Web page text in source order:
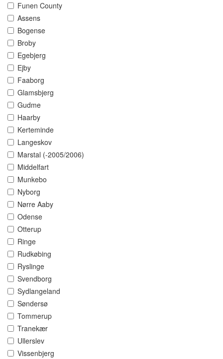
Funen County
Assens
Bogense
Broby
Egebjerg
Ejby
Faaborg
Glamsbjerg
Gudme
Haarby
Kerteminde
Langeskov
Marstal (-2005/2006)
Middelfart
Munkebo
Nyborg
Nørre Aaby
Odense
Otterup
Ringe
Rudkøbing
Ryslinge
Svendborg
Sydlangeland
Søndersø
Tommerup
Tranekær
Ullerslev
Vissenbjerg